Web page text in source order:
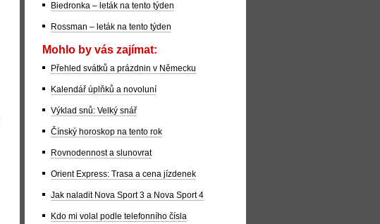
Biedronka – leták na tento týden
Rossman – leták na tento týden
Mohlo by vás zajímat:
Přehled svátků a prázdnin v Německu
Kalendář úplňků a novoluní
Výklad snů: Velký snář
Čínský horoskop na tento rok
Rovnodennost a slunovrat
Orient Express: Trasa a cena jízdenek
Jak naladit Nova Sport 3 a Nova Sport 4
Kdo mi volal podle telefonního čísla